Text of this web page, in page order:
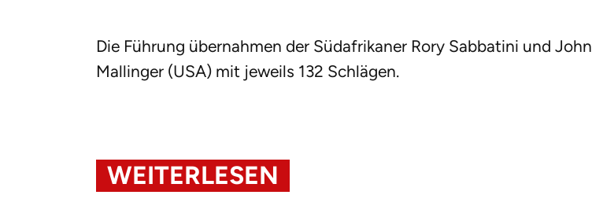
Die Führung übernahmen der Südafrikaner Rory Sabbatini und John
Mallinger (USA) mit jeweils 132 Schlägen.
WEITERLESEN